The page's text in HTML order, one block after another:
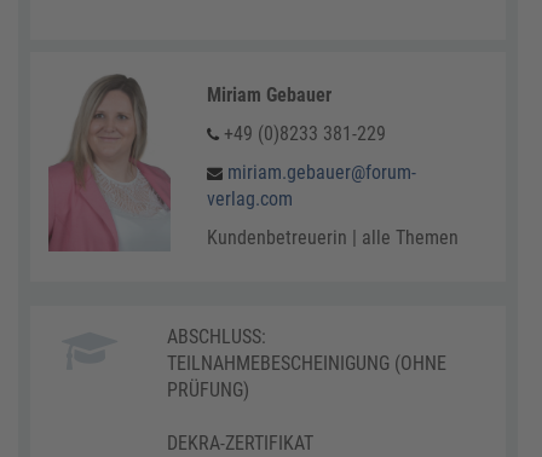
Miriam Gebauer
+49 (0)8233 381-229
miriam.gebauer@forum-
verlag.com
Kundenbetreuerin | alle Themen
ABSCHLUSS:
TEILNAHMEBESCHEINIGUNG (OHNE
PRÜFUNG)
DEKRA-ZERTIFIKAT